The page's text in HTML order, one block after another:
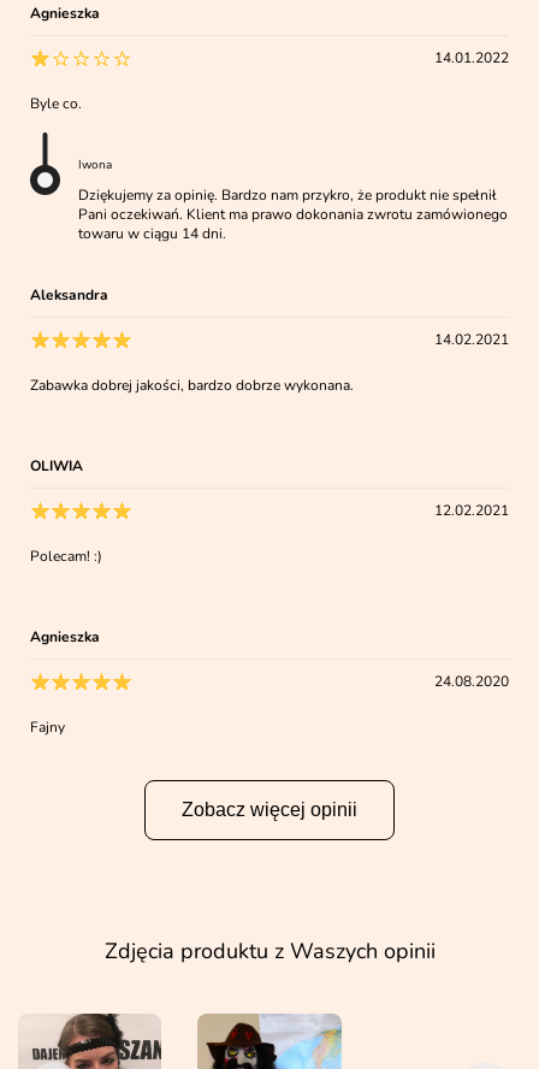
Agnieszka
14.01.2022
Byle co.
Iwona
Dziękujemy za opinię. Bardzo nam przykro, że produkt nie spełnił
Pani oczekiwań. Klient ma prawo dokonania zwrotu zamówionego
towaru w ciągu 14 dni.
Aleksandra
14.02.2021
Zabawka dobrej jakości, bardzo dobrze wykonana.
OLIWIA
12.02.2021
Polecam! :)
Agnieszka
24.08.2020
Fajny
Zobacz więcej opinii
Zdjęcia produktu z Waszych opinii